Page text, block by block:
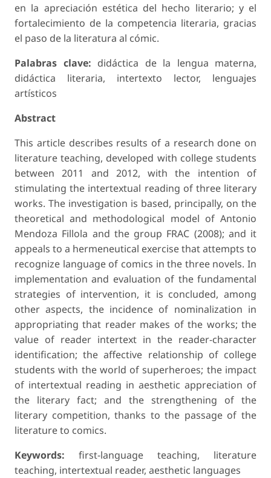
en la apreciación estética del hecho literario; y el
fortalecimiento de la competencia literaria, gracias
el paso de la literatura al cómic.
Palabras clave: didáctica de la lengua materna,
didáctica literaria, intertexto lector, lenguajes
artísticos
Abstract
This article describes results of a research done on
literature teaching, developed with college students
between 2011 and 2012, with the intention of
stimulating the intertextual reading of three literary
works. The investigation is based, principally, on the
theoretical and methodological model of Antonio
Mendoza Fillola and the group FRAC (2008); and it
appeals to a hermeneutical exercise that attempts to
recognize language of comics in the three novels. In
implementation and evaluation of the fundamental
strategies of intervention, it is concluded, among
other aspects, the incidence of nominalization in
appropriating that reader makes of the works; the
value of reader intertext in the reader-character
identification; the affective relationship of college
students with the world of superheroes; the impact
of intertextual reading in aesthetic appreciation of
the literary fact; and the strengthening of the
literary competition, thanks to the passage of the
literature to comics.
Keywords: first-language teaching, literature
teaching, intertextual reader, aesthetic languages